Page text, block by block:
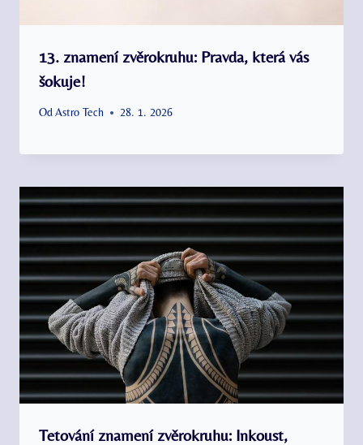
13. znamení zvěrokruhu: Pravda, která vás
šokuje!
Od Astro Tech 28. 1. 2026
Tetování znamení zvěrokruhu: Inkoust,